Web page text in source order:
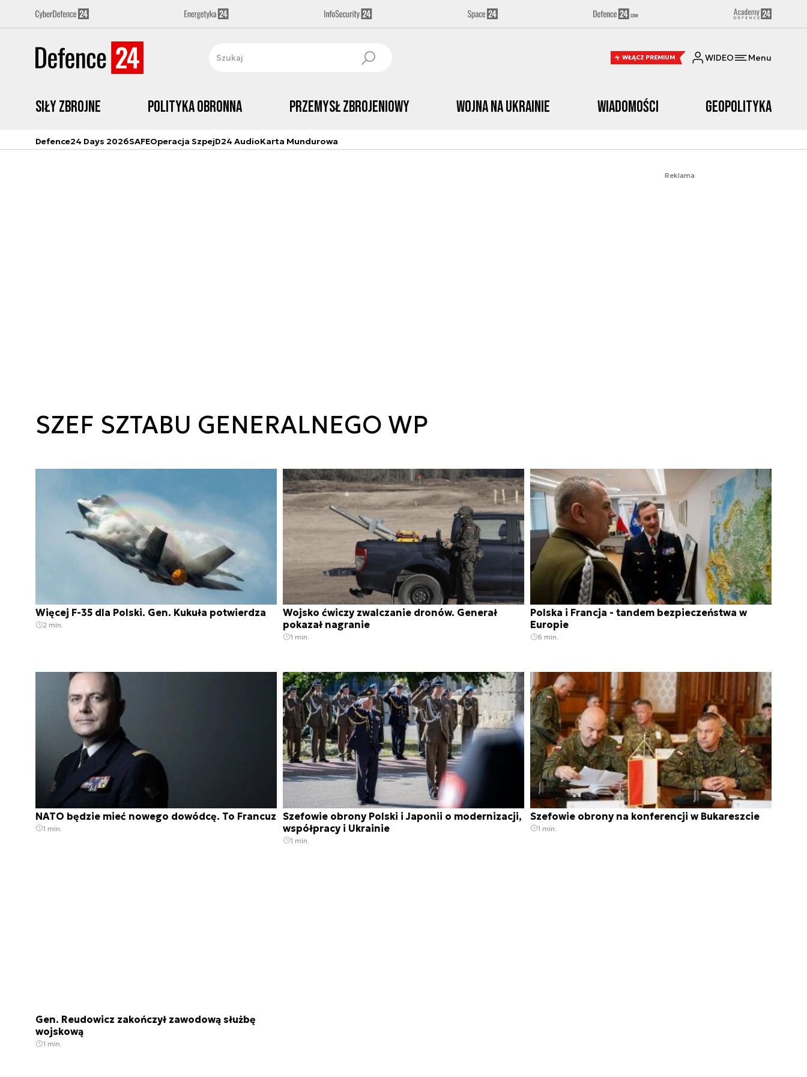
WŁĄCZ PREMIUM WIDEO Menu
Siły zbrojne Polityka obronna Przemysł Zbrojeniowy Wojna na Ukrainie Wiadomości Geopolityka
Defence24 Days 2026SAFEOperacja SzpejD24 AudioKarta Mundurowa
Reklama
SZEF SZTABU GENERALNEGO WP
Więcej F-35 dla Polski. Gen. Kukuła potwierdza
2 min.
Wojsko ćwiczy zwalczanie dronów. Generał
pokazał nagranie
1 min.
Polska i Francja - tandem bezpieczeństwa w
Europie
6 min.
NATO będzie mieć nowego dowódcę. To Francuz
1 min.
Szefowie obrony Polski i Japonii o modernizacji,
współpracy i Ukrainie
1 min.
Szefowie obrony na konferencji w Bukareszcie
1 min.
Gen. Reudowicz zakończył zawodową służbę
wojskową
1 min.